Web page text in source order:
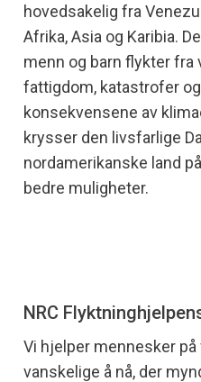
hovedsakelig fra
Afrika, Asia og Karibia.
menn og barn flykter fra
fattigdom, katastrofer
konsekvensene av
krysser den livsfarlige
nordamerikanske land
bedre muligheter.
NRC
Vi hjelper mennesker
vanskelige å nå, der